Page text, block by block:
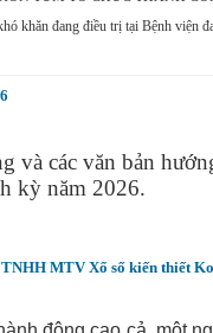
khăn đang điều trị tại Bệnh viện
các văn bản
kỳ năm 2026.
MTV Xổ số kiến thiết